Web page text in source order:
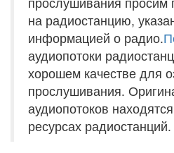
на радиостанцию,
информацией о радио.
аудиопотоки
хорошем качестве для
прослушивания.
аудиопотоков
ресурсах радиостанций.